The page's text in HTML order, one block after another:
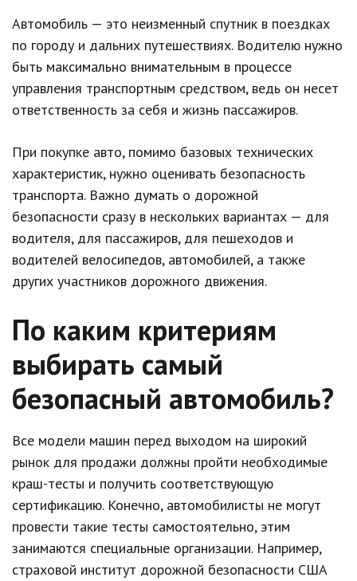
Автомобиль — это неизменный спутник в поездках
по городу и дальних путешествиях. Водителю нужно
быть максимально внимательным в процессе
управления транспортным средством, ведь он несет
ответственность за себя и жизнь пассажиров.
При покупке авто, помимо базовых технических
характеристик, нужно оценивать безопасность
транспорта. Важно думать о дорожной
безопасности сразу в нескольких вариантах — для
водителя, для пассажиров, для пешеходов и
водителей велосипедов, автомобилей, а также
других участников дорожного движения.
По каким критериям
выбирать самый
безопасный автомобиль?
Все модели машин перед выходом на широкий
рынок для продажи должны пройти необходимые
краш-тесты и получить соответствующую
сертификацию. Конечно, автомобилисты не могут
провести такие тесты самостоятельно, этим
занимаются специальные организации. Например,
страховой институт дорожной безопасности США